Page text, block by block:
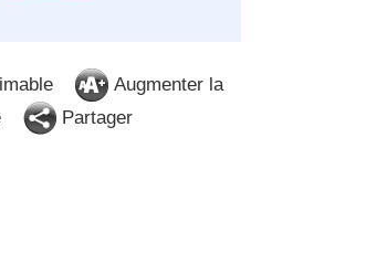
Augmenter la
Partager